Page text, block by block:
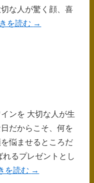
な人が驚く顔、喜
を読む →
ンを 大切な人が生
だからこそ、何を
悩ませるところだ
るプレゼントとし
を読む →